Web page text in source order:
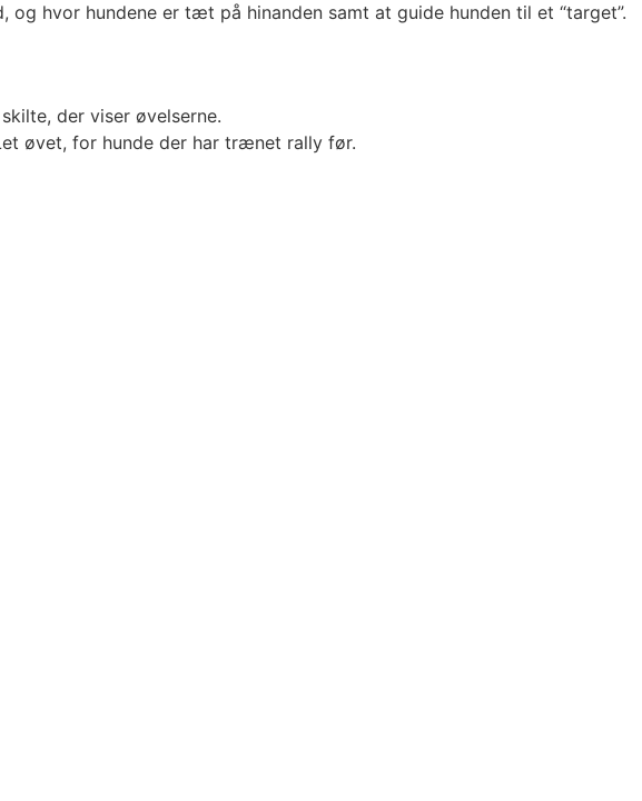
hvor hundene er tæt på hinanden samt at guide hunden til et “target”.
der viser øvelserne.
øvet, for hunde der har trænet rally før.